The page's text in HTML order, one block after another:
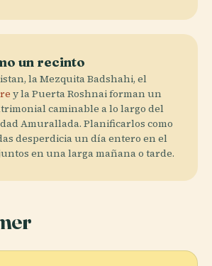
un recinto
la Mezquita Badshahi, el
y la Puerta Roshnai forman un
caminable a lo largo del
Amurallada. Planificarlos como
desperdicia un día entero en el
en una larga mañana o tarde.